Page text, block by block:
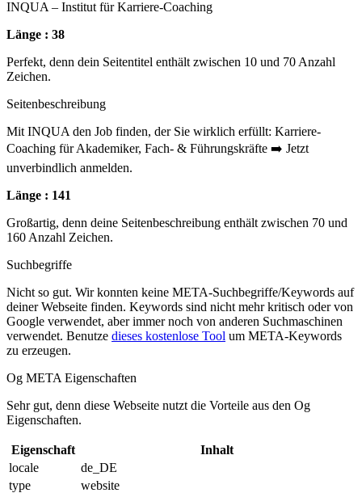
INQUA – Institut für Karriere-Coaching
Länge : 38
Perfekt, denn dein Seitentitel enthält zwischen 10 und 70 Anzahl
Zeichen.
Seitenbeschreibung
Mit INQUA den Job finden, der Sie wirklich erfüllt: Karriere-
Coaching für Akademiker, Fach- & Führungskräfte ➡️ Jetzt
unverbindlich anmelden.
Länge : 141
Großartig, denn deine Seitenbeschreibung enthält zwischen 70 und
160 Anzahl Zeichen.
Suchbegriffe
Nicht so gut. Wir konnten keine META-Suchbegriffe/Keywords auf
deiner Webseite finden. Keywords sind nicht mehr kritisch oder von
Google verwendet, aber immer noch von anderen Suchmaschinen
verwendet. Benutze dieses kostenlose Tool um META-Keywords
zu erzeugen.
Og META Eigenschaften
Sehr gut, denn diese Webseite nutzt die Vorteile aus den Og
Eigenschaften.
Eigenschaft
Inhalt
locale
de_DE
type
website